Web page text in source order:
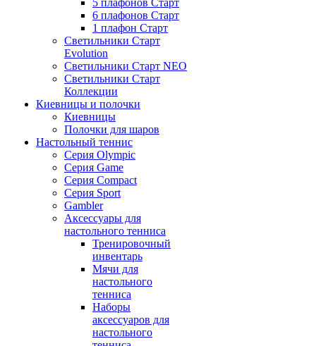
5 плафонов Старт
6 плафонов Старт
1 плафон Старт
Светильники Старт
Evolution
Светильники Старт NEO
Светильники Старт
Коллекции
Киевницы и полочки
Киевницы
Полочки для шаров
Настольный теннис
Серия Olympic
Серия Game
Серия Compact
Серия Sport
Gambler
Аксессуары для
настольного тенниса
Тренировочный
инвентарь
Мячи для
настольного
тенниса
Наборы
аксессуаров для
настольного